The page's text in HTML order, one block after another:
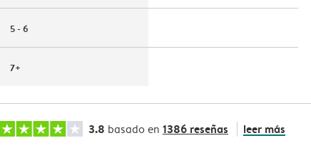
5 - 6
7+
3.8 basado en 1386 reseñas leer más